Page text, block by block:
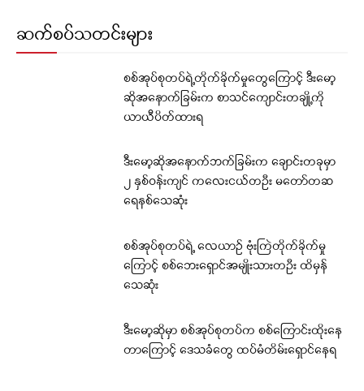
ဆက်စပ်သတင်းများ
စစ်အုပ်စုတပ်ရဲ့တိုက်ခိုက်မှုတွေကြောင့် ဒီးမော့
ဆိုအနောက်ခြမ်းက စာသင်ကျောင်းတချို့ကို
ယာယီပိတ်ထားရ
ဒီးမော့ဆိုအနောက်ဘက်ခြမ်းက ချောင်းတခုမှာ
၂ နှစ်ဝန်းကျင် ကလေးငယ်တဦး မတော်တဆ
ရေနစ်သေဆုံး
စစ်အုပ်စုတပ်ရဲ့ လေယာဉ် ဗုံးကြဲတိုက်ခိုက်မှု
ကြောင့် စစ်ဘေးရှောင်အမျိုးသားတဦး ထိမှန်
သေဆုံး
ဒီးမော့ဆိုမှာ စစ်အုပ်စုတပ်က စစ်ကြောင်းထိုးနေ
တာကြောင့် ဒေသခံတွေ ထပ်မံတိမ်းရှောင်နေရ